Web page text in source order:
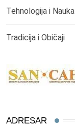
Tehnologija i Nauka
Tradicija i Običaji
ADRESAR